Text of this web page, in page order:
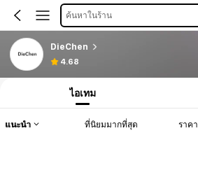
ค้นหาในร้าน
DieChen
4.68
ไอเทม
แนะนำ ที่นิยมมากที่สุด ราคา